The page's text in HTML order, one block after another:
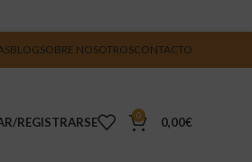
BLOGSOBRE NOSOTROSCONTACTO
REGISTRARSE 0 0,00€